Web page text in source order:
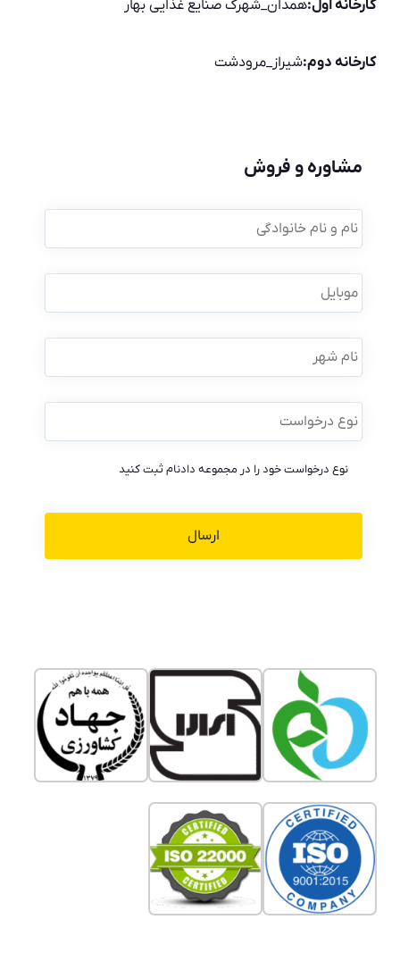
کارخانه اول:همدان_شهرک صنایع غذایی بهار
کارخانه دوم:شیراز_مرودشت
مشاوره و فروش
نام
و
نام
موبایل *
نام
شهر
نوع
درخواست *
نوع درخواست خود را در مجموعه دادنام ثبت کنید